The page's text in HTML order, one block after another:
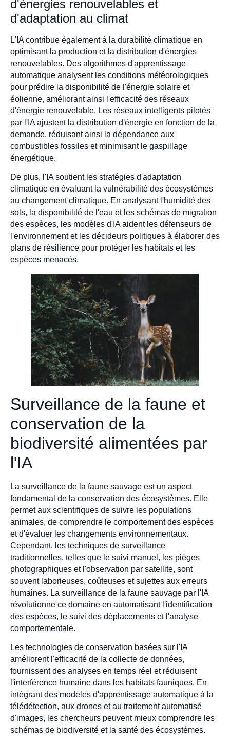
d'énergies renouvelables et
d'adaptation au climat
L'IA contribue également à la durabilité climatique en
optimisant la production et la distribution d'énergies
renouvelables. Des algorithmes d'apprentissage
automatique analysent les conditions météorologiques
pour prédire la disponibilité de l'énergie solaire et
éolienne, améliorant ainsi l'efficacité des réseaux
d'énergie renouvelable. Les réseaux intelligents pilotés
par l'IA ajustent la distribution d'énergie en fonction de la
demande, réduisant ainsi la dépendance aux
combustibles fossiles et minimisant le gaspillage
énergétique.
De plus, l'IA soutient les stratégies d'adaptation
climatique en évaluant la vulnérabilité des écosystèmes
au changement climatique. En analysant l'humidité des
sols, la disponibilité de l'eau et les schémas de migration
des espèces, les modèles d'IA aident les défenseurs de
l'environnement et les décideurs politiques à élaborer des
plans de résilience pour protéger les habitats et les
espèces menacés.
Surveillance de la faune et
conservation de la
biodiversité alimentées par
l'IA
La surveillance de la faune sauvage est un aspect
fondamental de la conservation des écosystèmes. Elle
permet aux scientifiques de suivre les populations
animales, de comprendre le comportement des espèces
et d'évaluer les changements environnementaux.
Cependant, les techniques de surveillance
traditionnelles, telles que le suivi manuel, les pièges
photographiques et l'observation par satellite, sont
souvent laborieuses, coûteuses et sujettes aux erreurs
humaines. La surveillance de la faune sauvage par l'IA
révolutionne ce domaine en automatisant l'identification
des espèces, le suivi des déplacements et l'analyse
comportementale.
Les technologies de conservation basées sur l'IA
améliorent l'efficacité de la collecte de données,
fournissent des analyses en temps réel et réduisent
l'interférence humaine dans les habitats fauniques. En
intégrant des modèles d'apprentissage automatique à la
télédétection, aux drones et au traitement automatisé
d'images, les chercheurs peuvent mieux comprendre les
schémas de biodiversité et la santé des écosystèmes.